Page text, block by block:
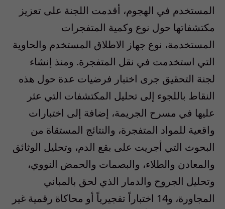
المستخدم في الهجوم، أقدمت اللجنة على تعزيز
مكتشفاتها حول نوع وكمية المتفجرات
المستخدمة، نوع جهاز الاطلاق المستخدم والحاوية
التي استخدمت في نقل المتفجرة. ومنذ إنشاء
لجنة التحقيق جرى اختبار فرضيات عدة حول هذه
النقاط باللجوء إلى تحليل المكتشفات التي عثر
عليها في مسرح الجريمة، إضافة إلى اختبارات
واقعية للمواد المتفجرة، والنتائج المستقاة من
البحوث التي أجريت على بقع الدم، وتحليل الوثائق
والمعادن والطلاء، والبصمات والحمض النووي،
وتحليل الجروح والدمار الذي لحق بالمباني
المجاورة، و14 اختباراً تفجيرياً أو محاكاة رقمية غير